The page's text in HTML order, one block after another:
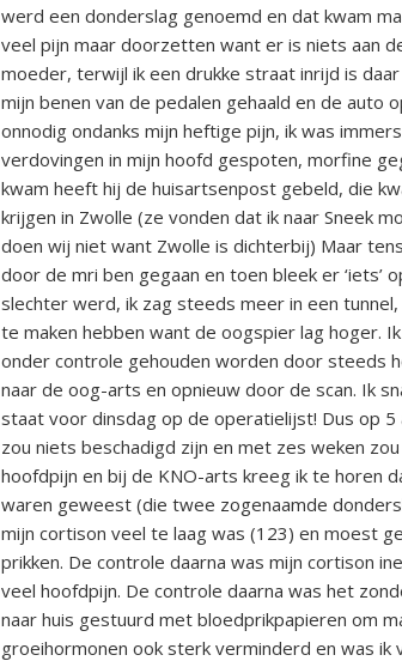
werd een donderslag genoemd en dat kwam
veel pijn maar doorzetten want er is niets aan
moeder, terwijl ik een drukke straat inrijd is
mijn benen van de pedalen gehaald en de
onnodig ondanks mijn heftige pijn, ik was
verdovingen in mijn hoofd gespoten, morfine
kwam heeft hij de huisartsenpost gebeld, die
krijgen in Zwolle (ze vonden dat ik naar Sneek
doen wij niet want Zwolle is dichterbij) Maar
door de mri ben gegaan en toen bleek er ‘iets’
slechter werd, ik zag steeds meer in een
te maken hebben want de oogspier lag hoger.
onder controle gehouden worden door steeds
naar de oog-arts en opnieuw door de scan. Ik
staat voor dinsdag op de operatielijst! Dus op
zou niets beschadigd zijn en met zes weken
hoofdpijn en bij de KNO-arts kreeg ik te horen
waren geweest (die twee zogenaamde
mijn cortison veel te laag was (123) en moest
prikken. De controle daarna was mijn cortison
veel hoofdpijn. De controle daarna was het
naar huis gestuurd met bloedprikpapieren om
groeihormonen ook sterk verminderd en was ik